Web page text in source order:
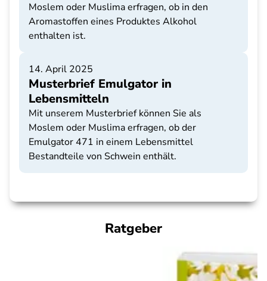
Moslem oder Muslima erfragen, ob in den
Aromastoffen eines Produktes Alkohol
enthalten ist.
14. April 2025
Musterbrief Emulgator in
Lebensmitteln
Mit unserem Musterbrief können Sie als
Moslem oder Muslima erfragen, ob der
Emulgator 471 in einem Lebensmittel
Bestandteile von Schwein enthält.
Ratgeber